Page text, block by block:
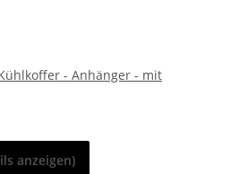
- Anhänger - mit
anzeigen)